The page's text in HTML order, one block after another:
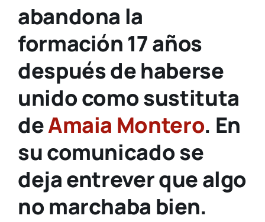
abandona la
formación 17 años
después de haberse
unido como sustituta
deAmaia Montero. En
su comunicado se
deja entrever que algo
no marchaba bien.